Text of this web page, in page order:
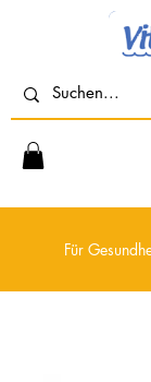
Für